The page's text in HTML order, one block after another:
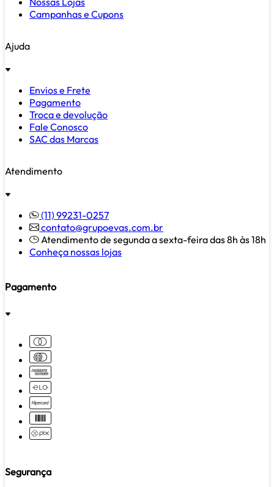
Campanhas e Cupons
Ajuda
Envios e Frete
Pagamento
Troca e devolução
Fale Conosco
SAC das Marcas
Atendimento
(11) 99231-0257
contato@grupoevas.com.br
Atendimento de segunda a sexta-feira das 8h às 18h
Conheça nossas lojas
Pagamento
Segurança